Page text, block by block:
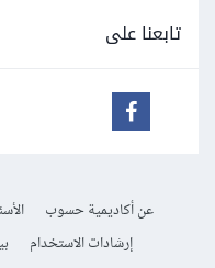
تابعنا على
عن أكاديمية حسوب
إرشادات الاستخدام